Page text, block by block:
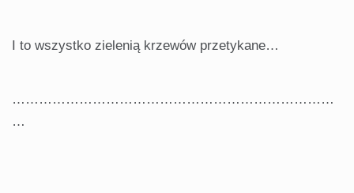
I to wszystko zielenią krzewów przetykane…
………………………………………………………………
…